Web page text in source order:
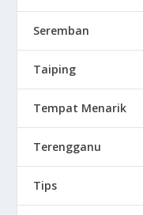
Seremban
Taiping
Tempat Menarik
Terengganu
Tips